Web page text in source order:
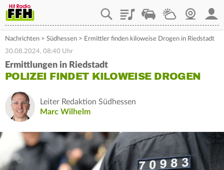
PlaylistStaupilotWetterWebcam
Nachrichten > Südhessen > Ermittler finden kiloweise Drogen in Riedstadt
30.08.2024, 08:40 Uhr
Ermittlungen in Riedstadt
POLIZEI FINDET KILOWEISE DROGEN
Leiter Redaktion Südhessen
Marc Wilhelm